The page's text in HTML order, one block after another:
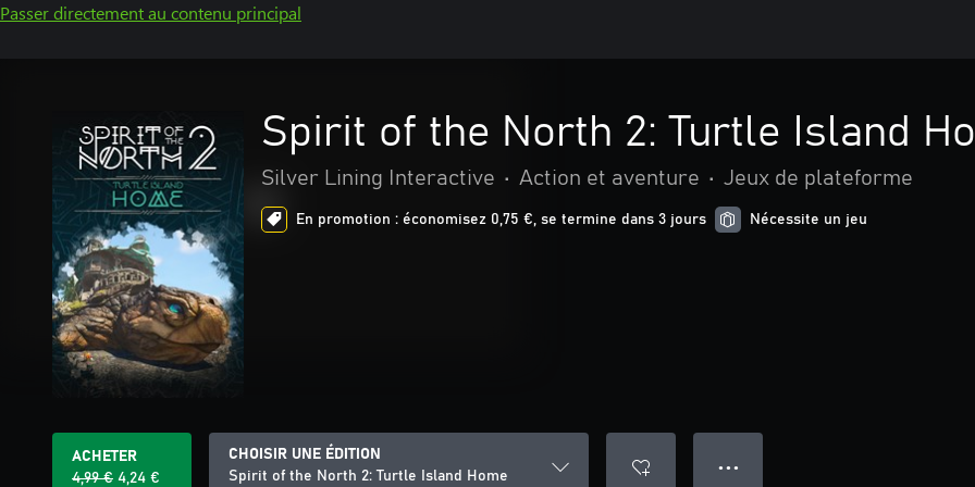
Passer directement au contenu principal
Spirit of the North 2: Turtle Island
Silver Lining Interactive • Action et aventure • Jeux de plateforme
En promotion : économisez 0,75 €, se termine dans 3 jours Nécessite un jeu
ACHETER
4,99 € 4,24 €
CHOISIR UNE ÉDITION
Spirit of the North 2: Turtle Island Home
● ● ●